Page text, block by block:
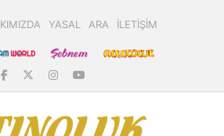
YASAL ARA İLETİŞİM